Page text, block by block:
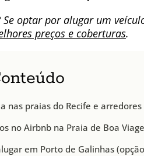
Se optar por alugar um
preços e coberturas.
nas praias do Recife e
no Airbnb na Praia de Boa
em Porto de Galinhas